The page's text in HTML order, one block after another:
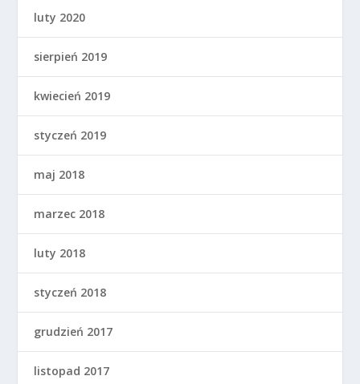
luty 2020
sierpień 2019
kwiecień 2019
styczeń 2019
maj 2018
marzec 2018
luty 2018
styczeń 2018
grudzień 2017
listopad 2017